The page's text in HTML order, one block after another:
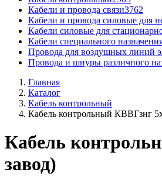
Кабели и провода связи3762
Кабели и провода силовые для
Кабели силовые для
Кабели специального
Провода для воздушных линий
Провода и шнуры различного
Главная
Каталог
Кабель контрольный
Кабель контрольный КВВГзнг
Кабель
завод)